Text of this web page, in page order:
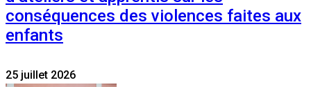
conséquences des violences faites aux
enfants
25 juillet 2026